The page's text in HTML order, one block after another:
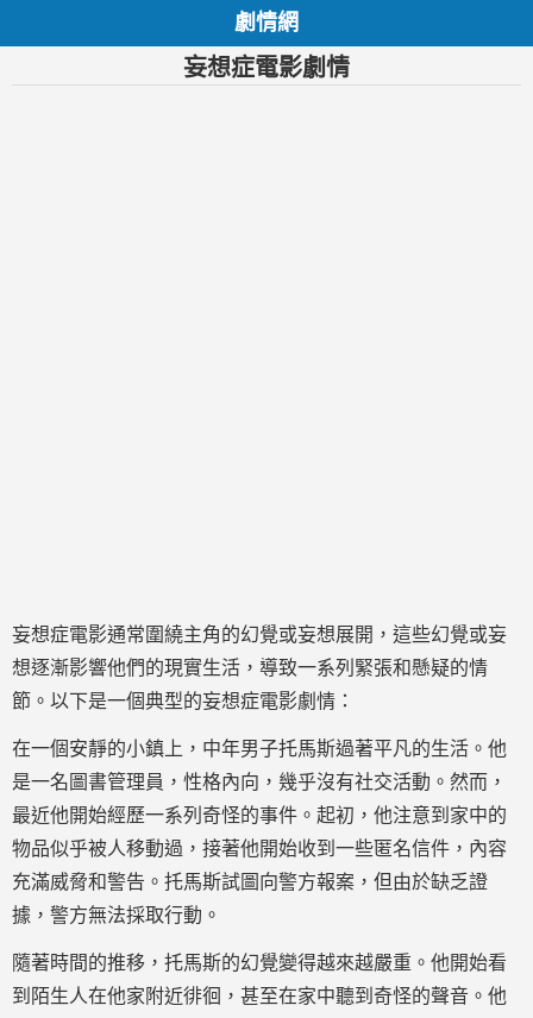
劇情網
妄想症電影劇情
妄想症電影通常圍繞主角的幻覺或妄想展開，這些幻覺或妄
想逐漸影響他們的現實生活，導致一系列緊張和懸疑的情
節。以下是一個典型的妄想症電影劇情：
在一個安靜的小鎮上，中年男子托馬斯過著平凡的生活。他
是一名圖書管理員，性格內向，幾乎沒有社交活動。然而，
最近他開始經歷一系列奇怪的事件。起初，他注意到家中的
物品似乎被人移動過，接著他開始收到一些匿名信件，內容
充滿威脅和警告。托馬斯試圖向警方報案，但由於缺乏證
據，警方無法採取行動。
隨著時間的推移，托馬斯的幻覺變得越來越嚴重。他開始看
到陌生人在他家附近徘徊，甚至在家中聽到奇怪的聲音。他